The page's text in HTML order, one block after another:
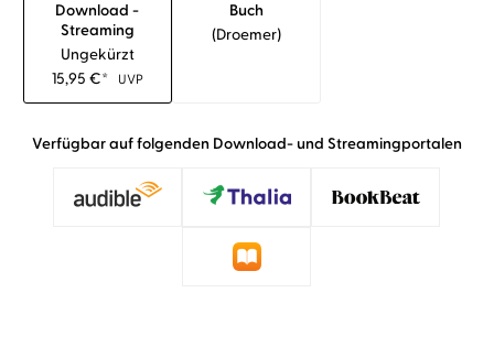
Download -
Streaming
Ungekürzt
15,95 €* UVP
Buch
(droemer)
Verfügbar auf folgenden Download- und Streamingportalen